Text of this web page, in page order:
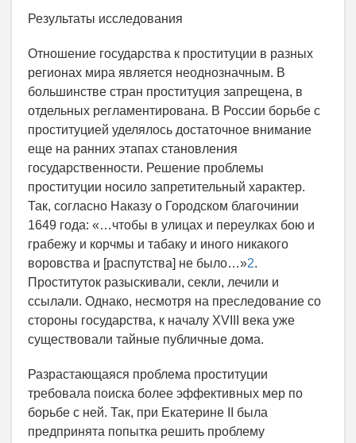
Результаты исследования
Отношение государства к проституции в разных
регионах мира является неоднозначным. В
большинстве стран проституция запрещена, в
отдельных регламентирована. В России борьбе с
проституцией уделялось достаточное внимание
еще на ранних этапах становления
государственности. Решение проблемы
проституции носило запретительный характер.
Так, согласно Наказу о Городском благочинии
1649 года: «…чтобы в улицах и переулках бою и
грабежу и корчмы и табаку и иного никакого
воровства и [распутства] не было…»2.
Проституток разыскивали, секли, лечили и
ссылали. Однако, несмотря на преследование со
стороны государства, к началу XVIII века уже
существовали тайные публичные дома.
Разрастающаяся проблема проституции
требовала поиска более эффективных мер по
борьбе с ней. Так, при Екатерине II была
предпринята попытка решить проблему